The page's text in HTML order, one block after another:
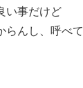
い事だけど
らんし、呼べ